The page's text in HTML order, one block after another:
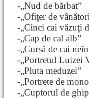
-„Nud de bărbat”
-„Ofiţer de
-„Cinci cai văzuţi
-„Cap de cal alb”
-„Cursă de cai
-„Portretul Luizei
-„Pluta meduzei”
-„Portrete de
-„Cuptorul de